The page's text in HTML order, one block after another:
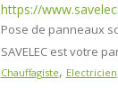
https://
Pose de panneaux
SAVELEC est votre
Chauffagiste, Electricien